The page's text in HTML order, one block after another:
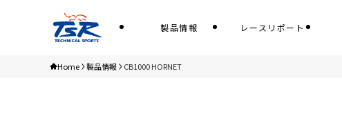
製品情報 レースリポート
Home 製品情報 CB1000 HORNET